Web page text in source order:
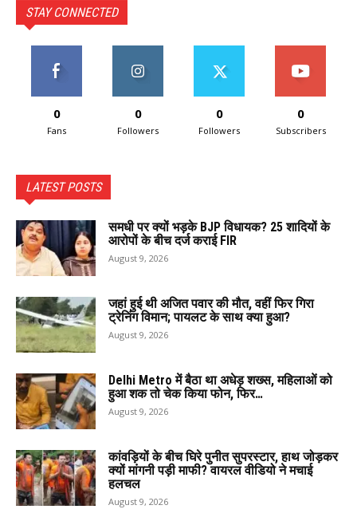
STAY CONNECTED
0
Fans
0
Followers
0
Followers
0
Subscribers
LATEST POSTS
समधी पर क्यों भड़के BJP विधायक? 25 शादियों के
आरोपों के बीच दर्ज कराई FIR
August 9, 2026
जहां हुई थी अजित पवार की मौत, वहीं फिर गिरा
ट्रेनिंग विमान; पायलट के साथ क्या हुआ?
August 9, 2026
Delhi Metro में बैठा था अधेड़ शख्स, महिलाओं को
हुआ शक तो चेक किया फोन, फिर…
August 9, 2026
कांवड़ियों के बीच घिरे पुनीत सुपरस्टार, हाथ जोड़कर
क्यों मांगनी पड़ी माफी? वायरल वीडियो ने मचाई
हलचल
August 9, 2026